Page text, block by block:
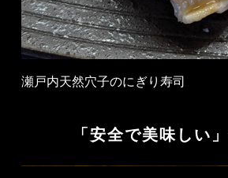
瀬戸内天然穴子のにぎり寿司
「安全で美味しい